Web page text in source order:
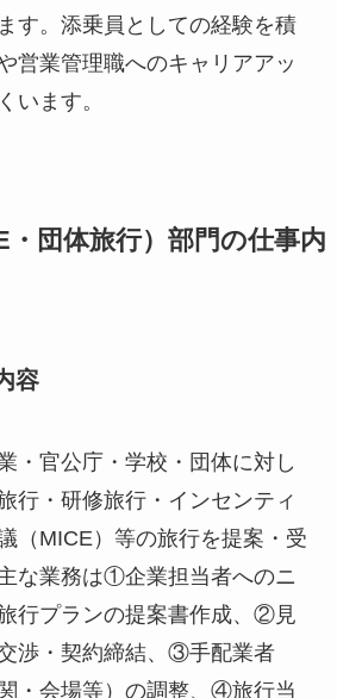
す。添乗員としての経験を積
営業管理職へのキャリアアッ
います。
・団体旅行）部門の仕事内
容
・官公庁・学校・団体に対し
行・研修旅行・インセンティ
（MICE）等の旅行を提案・受
な業務は①企業担当者へのニ
行プランの提案書作成、②見
渉・契約締結、③手配業者
・会場等）の調整、④旅行当